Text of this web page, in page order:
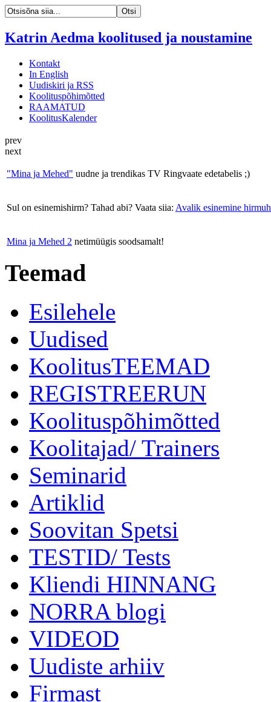
Katrin Aedma koolitused ja noustamine
Kontakt
In English
Uudiskiri ja RSS
Koolituspõhimõtted
RAAMATUD
KoolitusKalender
prev
next
"Mina ja Mehed" uudne ja trendikas TV Ringvaate edetabelis ;)
Sul on esinemishirm? Tahad abi? Vaata siia: Avalik esinemine
Mina ja Mehed 2 netimüügis soodsamalt!
Teemad
Esilehele
Uudised
KoolitusTEEMAD
REGISTREERUN
Koolituspõhimõtted
Koolitajad/ Trainers
Seminarid
Artiklid
Soovitan Spetsi
TESTID/ Tests
Kliendi HINNANG
NORRA blogi
VIDEOD
Uudiste arhiiv
Firmast